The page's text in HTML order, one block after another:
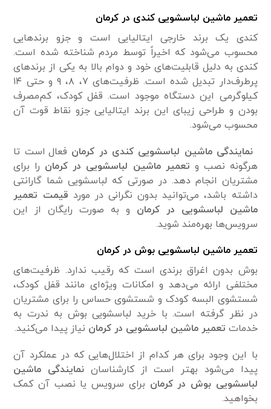
تعمیر ماشین لباسشویی کندی در کرمان
کندی یک برند خارجی ایتالیایی است و جزو برندهایی
محسوب می‌شود که اخیراً توسط مردم شناخته شده است.
کندی به دلیل قابلیت‌های خود و دوام بالا به یکی از برندهای
پرطرف‌دار تبدیل شده است. ظرفیت‌های ۷، ۸، ۹ و حتی ۱۴
کیلوگرمی این دستگاه موجود است. قفل کودک، کم‌مصرف
بودن و طراحی زیبای این برند ایتالیایی جزو نقاط قوت آن
محسوب می‌شود.
نمایندگی ماشین لباسشویی کندی در کرمان فعال است تا
هرگونه نصب و تعمیر ماشین لباسشویی در کرمان را برای
مشتریان انجام دهد. در صورتی که لباسشویی شما گارانتی
داشته باشد، می‌توانید بدون نگرانی در مورد قیمت تعمیر
ماشین لباسشویی در کرمان و به صورت رایگان از این
سرویس‌ها بهره‌مند شوید.
تعمیر ماشین لباسشویی بوش در کرمان
بوش بدون اغراق برندی است که رقیب ندارد. ظرفیت‌های
مختلفی ارائه می‌دهد و امکانات ویژه‌ای مانند قفل کودک،
شستشوی البسه کودک و شستشوی حساس را برای مشتریان
در نظر گرفته است. با خرید لباسشویی بوش به ندرت به
خدمات تعمیر ماشین لباسشویی در کرمان نیاز پیدا می‌کنید.
با این وجود برای هر کدام از اختلال‌هایی که در عملکرد آن
پیدا می‌شود بهتر است از کارشناسان نمایندگی ماشین
لباسشویی بوش در کرمان برای سرویس یا نصب آن کمک
بخواهید.